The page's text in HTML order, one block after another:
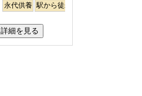
永代供養 駅から徒歩
詳細を見る